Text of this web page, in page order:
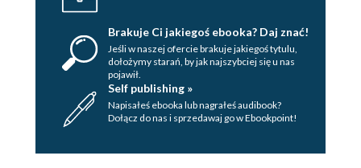
Zmiana tła pulpitu (169)
Przełączanie motywów (170)
Technologie wspierające w GNOME
(171)
Skróty klawiaturowe w GNOME (173)
Brakuje Ci jakiegoś ebooka? Daj znać!
Jeśli w naszej ofercie brakuje jakiegoś tytulu,
dołożymy starań, by jak najszybciej się u nas
pojawił.
Self publishing »
Napisałeś ebooka lub nagrałeś audibook?
Dołącz do nas i sprzedawaj go w Ebookpoint!